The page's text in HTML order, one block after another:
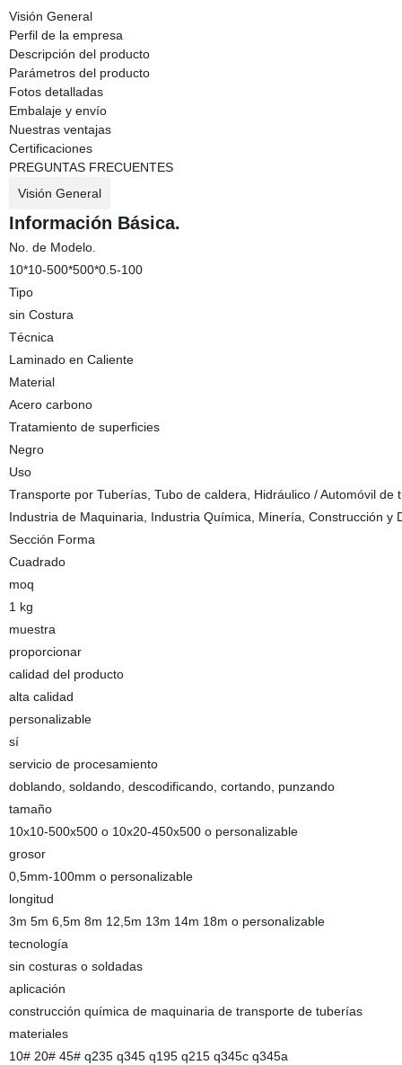
Visión General
Perfil de la empresa
Descripción del producto
Parámetros del producto
Fotos detalladas
Embalaje y envío
Nuestras ventajas
Certificaciones
PREGUNTAS FRECUENTES
Visión General
Información Básica.
No. de Modelo.
10*10-500*500*0.5-100
Tipo
sin Costura
Técnica
Laminado en Caliente
Material
Acero carbono
Tratamiento de superficies
Negro
Uso
Transporte por Tuberías, Tubo de caldera, Hidráulico / Automóvil
Industria de Maquinaria, Industria Química, Minería, Construcción y
Sección Forma
Cuadrado
moq
1 kg
muestra
proporcionar
calidad del producto
alta calidad
personalizable
sí
servicio de procesamiento
doblando, soldando, descodificando, cortando, punzando
tamaño
10x10-500x500 o 10x20-450x500 o personalizable
grosor
0,5mm-100mm o personalizable
longitud
3m 5m 6,5m 8m 12,5m 13m 14m 18m o personalizable
tecnología
sin costuras o soldadas
aplicación
construcción química de maquinaria de transporte de tuberías
materiales
10# 20# 45# q235 q345 q195 q215 q345c q345a